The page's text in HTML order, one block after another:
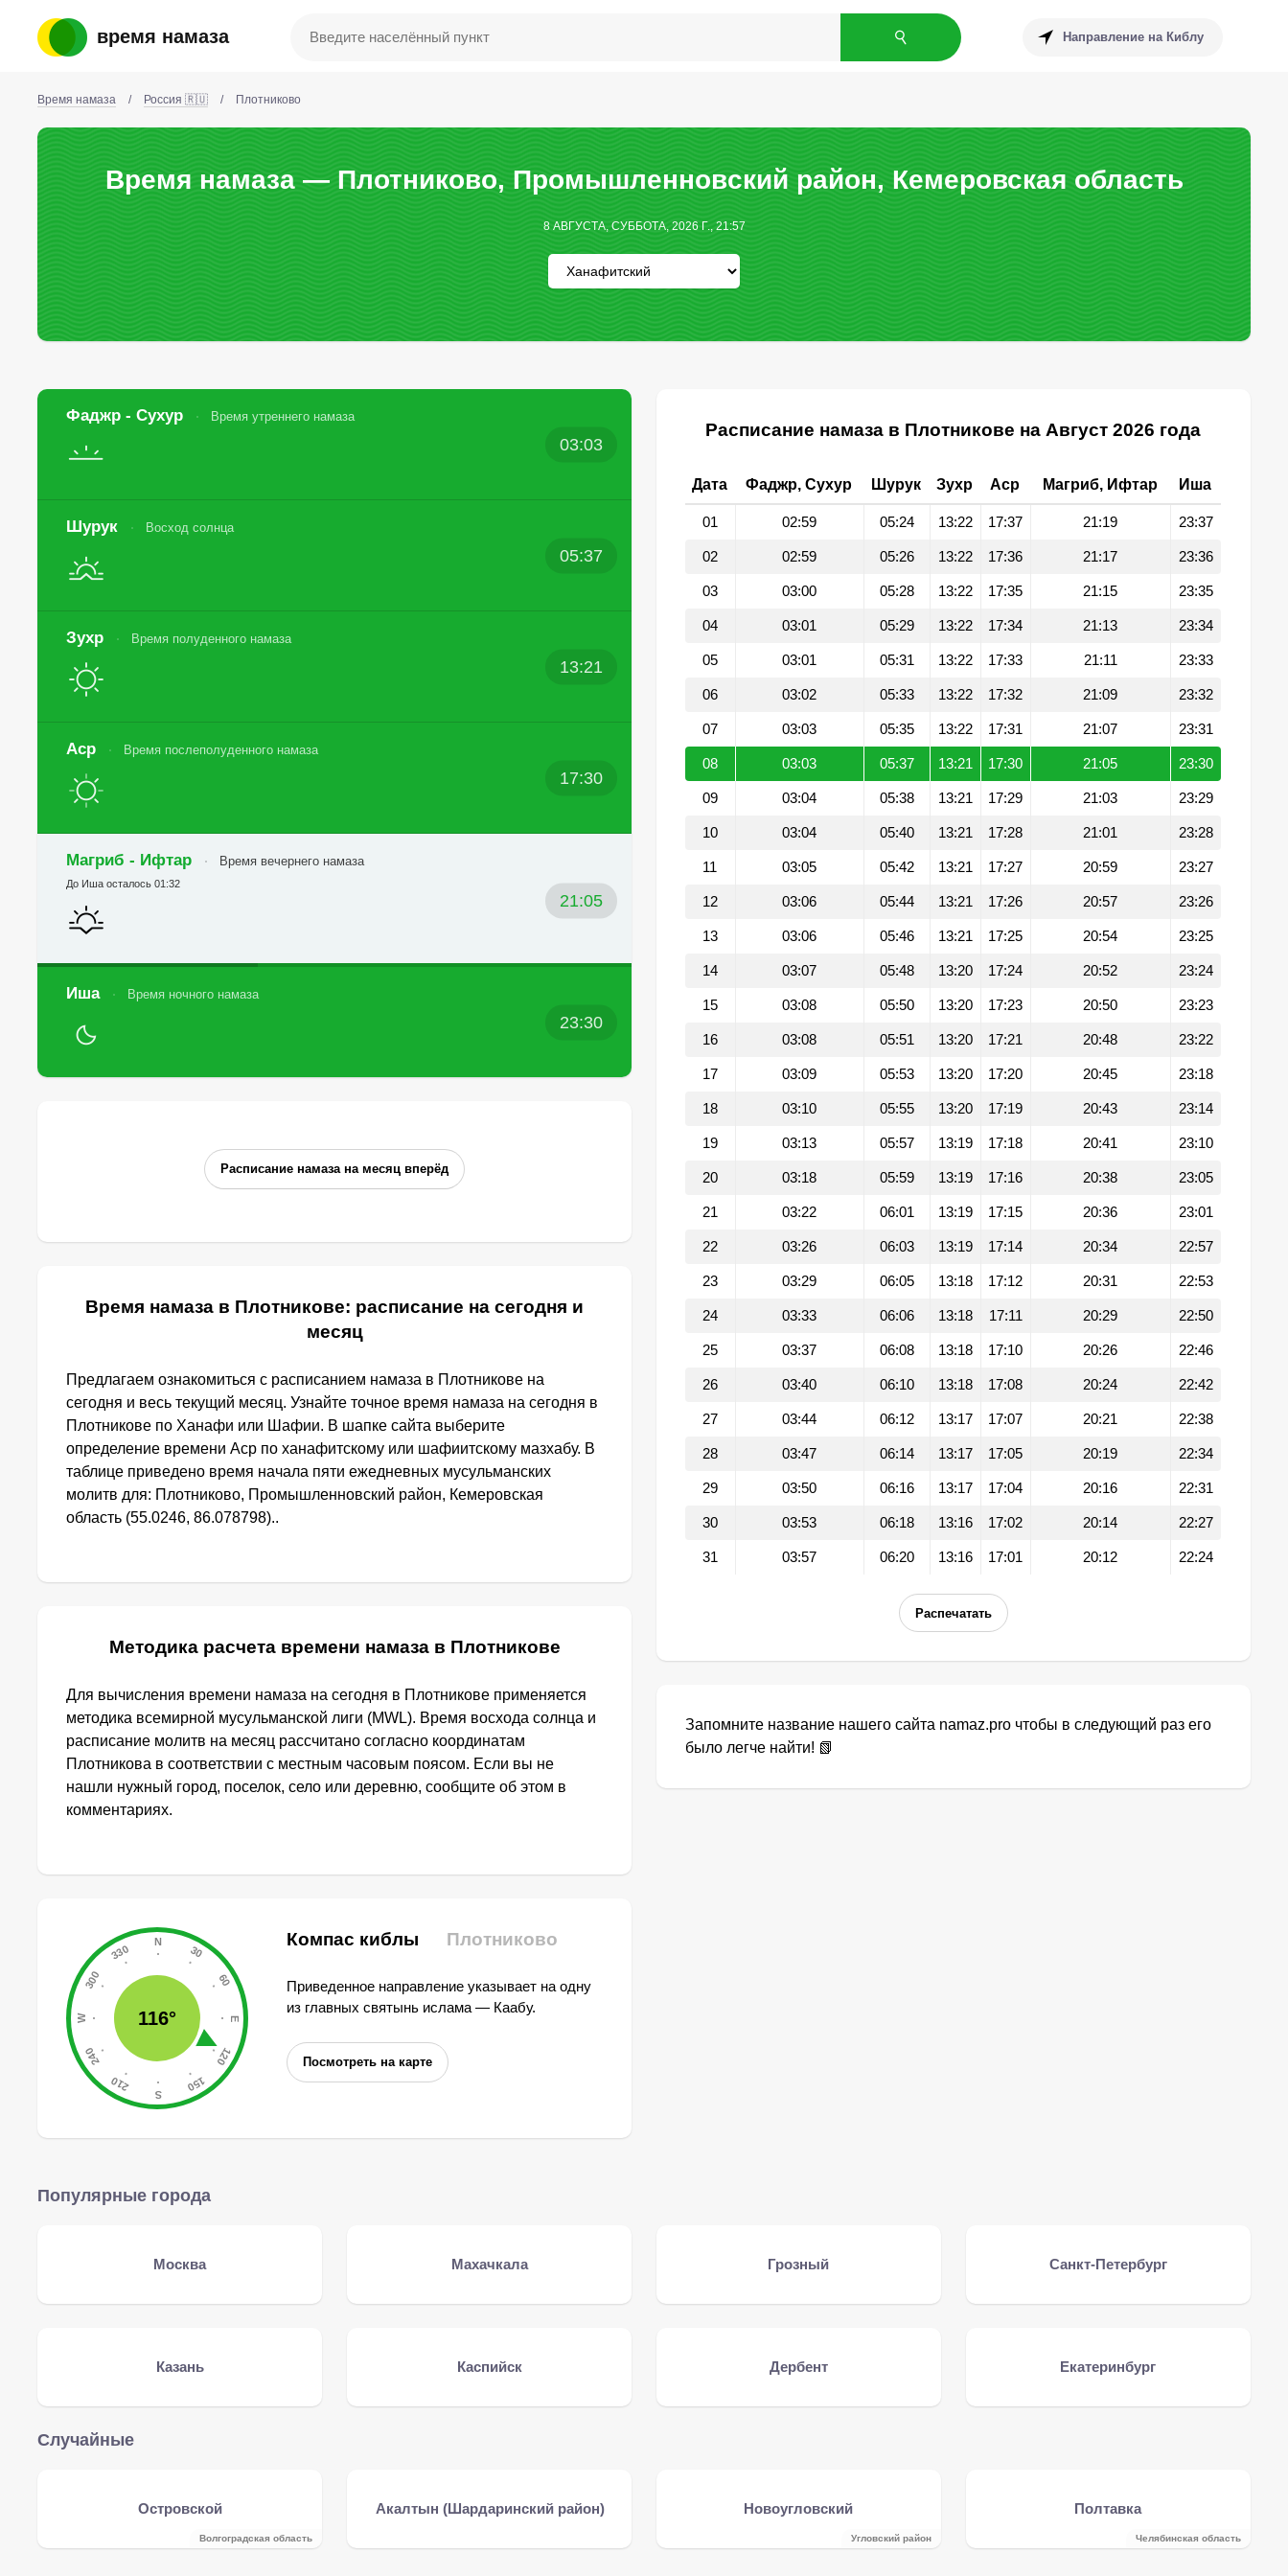
время намаза Направление на Киблу
Время намаза / Россия 🇷🇺 / Плотниково
Время намаза — Плотниково, Промышленновcкий район, Кемеровская область
8 АВГУСТА, СУББОТА, 2026 Г., 21:57
Фаджр - Сухур Время утреннего намаза
03:03
Шурук Восход солнца
05:37
Зухр Время полуденного намаза
13:21
Аср Время послеполуденного намаза
17:30
Магриб - Ифтар Время вечернего намаза
21:05
До Иша осталось 01:32
Иша Время ночного намаза
23:30
Расписание намаза на месяц вперёд
Время намаза в Плотникове: расписание на сегодня и
месяц
Предлагаем ознакомиться с расписанием намаза в Плотникове на
сегодня и весь текущий месяц. Узнайте точное время намаза на сегодня в
Плотникове по Ханафи или Шафии. В шапке сайта выберите
определение времени Аср по ханафитскому или шафиитскому мазхабу. В
таблице приведено время начала пяти ежедневных мусульманских
молитв для: Плотниково, Промышленновcкий район, Кемеровская
область (55.0246, 86.078798)..
Методика расчета времени намаза в Плотникове
Для вычисления времени намаза на сегодня в Плотникове применяется
методика всемирной мусульманской лиги (MWL). Время восхода солнца и
расписание молитв на месяц рассчитано согласно координатам
Плотникова в соответствии с местным часовым поясом. Если вы не
нашли нужный город, поселок, село или деревню, сообщите об этом в
комментариях.
116°
Компас киблы Плотниково
Приведенное направление указывает на одну
из главных святынь ислама — Каабу.
Посмотреть на карте
Расписание намаза в Плотникове на Август 2026 года
Дата Фаджр, Сухур Шурук Зухр Аср Магриб, Ифтар Иша
01 02:59 05:24 13:22 17:37 21:19 23:37
02 02:59 05:26 13:22 17:36 21:17 23:36
03 03:00 05:28 13:22 17:35 21:15 23:35
04 03:01 05:29 13:22 17:34 21:13 23:34
05 03:01 05:31 13:22 17:33 21:11 23:33
06 03:02 05:33 13:22 17:32 21:09 23:32
07 03:03 05:35 13:22 17:31 21:07 23:31
08 03:03 05:37 13:21 17:30 21:05 23:30
09 03:04 05:38 13:21 17:29 21:03 23:29
10 03:04 05:40 13:21 17:28 21:01 23:28
11 03:05 05:42 13:21 17:27 20:59 23:27
12 03:06 05:44 13:21 17:26 20:57 23:26
13 03:06 05:46 13:21 17:25 20:54 23:25
14 03:07 05:48 13:20 17:24 20:52 23:24
15 03:08 05:50 13:20 17:23 20:50 23:23
16 03:08 05:51 13:20 17:21 20:48 23:22
17 03:09 05:53 13:20 17:20 20:45 23:18
18 03:10 05:55 13:20 17:19 20:43 23:14
19 03:13 05:57 13:19 17:18 20:41 23:10
20 03:18 05:59 13:19 17:16 20:38 23:05
21 03:22 06:01 13:19 17:15 20:36 23:01
22 03:26 06:03 13:19 17:14 20:34 22:57
23 03:29 06:05 13:18 17:12 20:31 22:53
24 03:33 06:06 13:18 17:11 20:29 22:50
25 03:37 06:08 13:18 17:10 20:26 22:46
26 03:40 06:10 13:18 17:08 20:24 22:42
27 03:44 06:12 13:17 17:07 20:21 22:38
28 03:47 06:14 13:17 17:05 20:19 22:34
29 03:50 06:16 13:17 17:04 20:16 22:31
30 03:53 06:18 13:16 17:02 20:14 22:27
31 03:57 06:20 13:16 17:01 20:12 22:24
Распечатать
Запомните название нашего сайта namaz.pro чтобы в следующий раз его
было легче найти! 📗
Популярные города
Москва Махачкала Грозный Санкт-Петербург
Казань Каспийск Дербент Екатеринбург
Случайные
Островской
Волгоградская область
Акалтын (Шардаринский район) Новоугловский
Угловский район
Полтавка
Челябинская область